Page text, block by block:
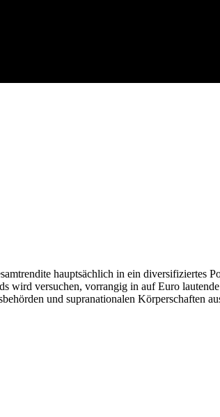
hauptsächlich in ein diversifiziertes
wird versuchen, vorrangig in auf Euro
und supranationalen Körperschaften